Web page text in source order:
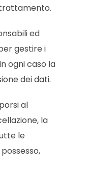
ed
gestire i
ogni caso la
dei dati.
al
la
le